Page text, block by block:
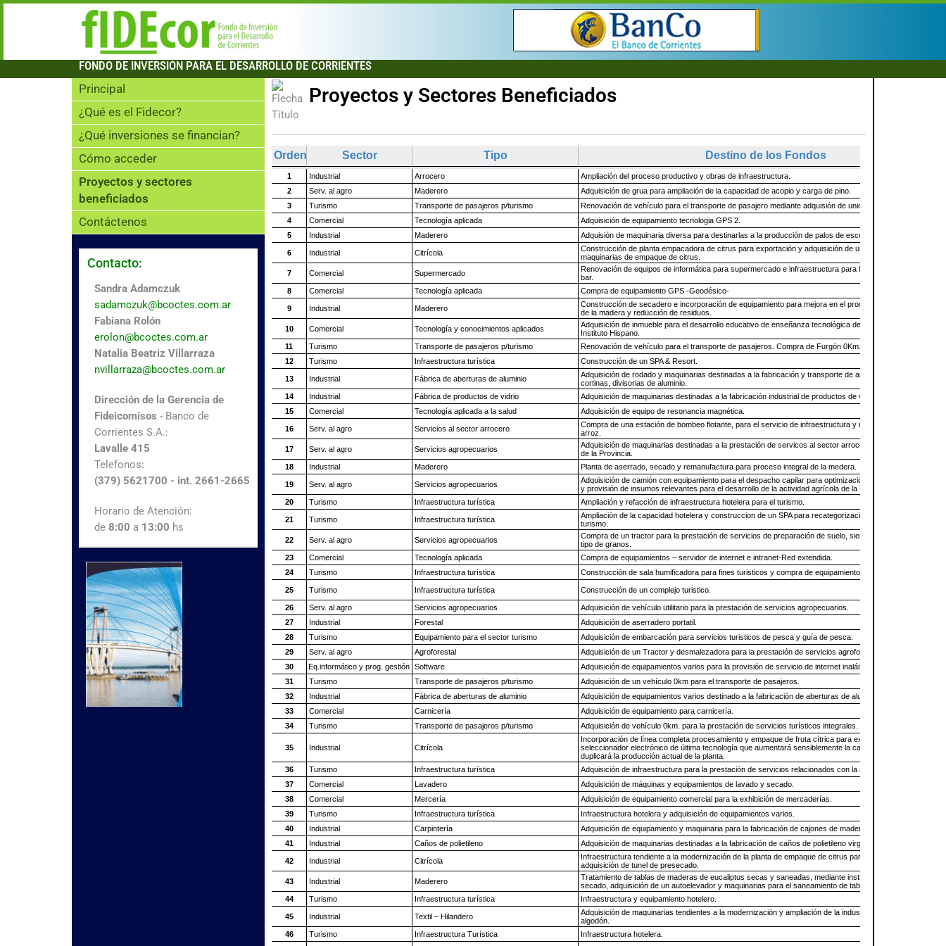
FONDO DE INVERSIÓN PARA EL DESARROLLO DE CORRIENTES
Principal
¿Qué es el Fidecor?
¿Qué inversiones se financian?
Cómo acceder
Proyectos y sectores
beneficiados
Contáctenos
Contacto:
Sandra Adamczuk
sadamczuk@bcoctes.com.ar
Fabiana Rolón
erolon@bcoctes.com.ar
Natalia Beatriz Villarraza
nvillarraza@bcoctes.com.ar
Dirección de la Gerencia de
Fideicomisos - Banco de
Corrientes S.A.:
Lavalle 415
Telefonos:
(379) 5621700 - int. 2661-2665
Horario de Atención:
de 8:00 a 13:00 hs
Proyectos y Sectores Beneficiados